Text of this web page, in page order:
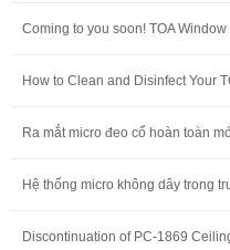
Coming to you soon! TOA
How to Clean and Disinfect Your
Ra mắt micro đeo cổ hoàn toàn
Hệ thống micro không dây trong
Discontinuation of PC-1869